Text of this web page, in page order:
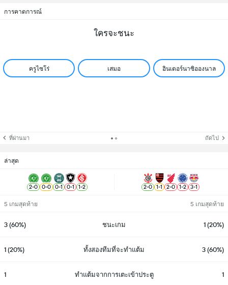
การคาดการณ์
ใครจะชนะ
ครูไซโร่ เสมอ อินเตอร์นาซิอองนาล
ที่ผ่านมา ถัดไป
ล่าสุด
2-0 0-0 0-1 0-1 1-2 2-0 1-1 2-0 1-2 3-1
5 เกมสุดท้าย 5 เกมสุดท้าย
3 (60%) ชนะเกม 1 (20%)
1 (20%) ทั้งสองทีมที่จะทำแต้ม 3 (60%)
1 ทำแต้มจากการเตะเข้าประตู 1